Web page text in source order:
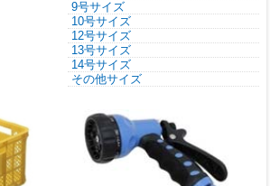
9号サイズ
10号サイズ
12号サイズ
13号サイズ
14号サイズ
その他サイズ